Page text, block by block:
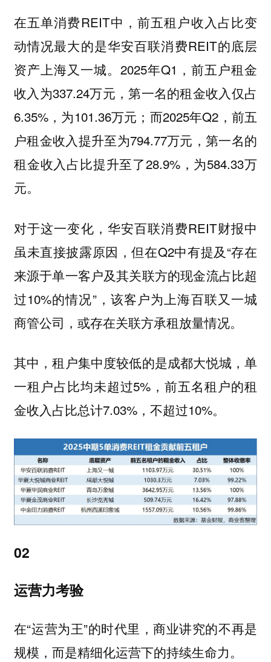
在五单消费REIT中，前五租户收入占比变
动情况最大的是华安百联消费REIT的底层
资产上海又一城。2025年Q1，前五户租金
收入为337.24万元，第一名的租金收入仅占
6.35%，为101.36万元；而2025年Q2，前五
户租金收入提升至为794.77万元，第一名的
租金收入占比提升至了28.9%，为584.33万
元。
对于这一变化，华安百联消费REIT财报中
虽未直接披露原因，但在Q2中有提及“存在
来源于单一客户及其关联方的现金流占比超
过10%的情况”，该客户为上海百联又一城
商管公司，或存在关联方承租放量情况。
其中，租户集中度较低的是成都大悦城，单
一租户占比均未超过5%，前五名租户的租
金收入占比总计7.03%，不超过10%。
02
运营力考验
在“运营为王”的时代里，商业讲究的不再是
规模，而是精细化运营下的持续生命力。